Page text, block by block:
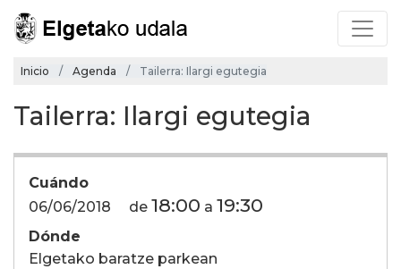
Inicio Agenda Tailerra: Ilargi egutegia
Tailerra: Ilargi egutegia
Cuándo
06/06/2018
de 18:00 a 19:30
Dónde
Elgetako baratze parkean